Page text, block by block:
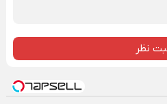
نظر